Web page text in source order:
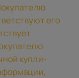
его
купли-